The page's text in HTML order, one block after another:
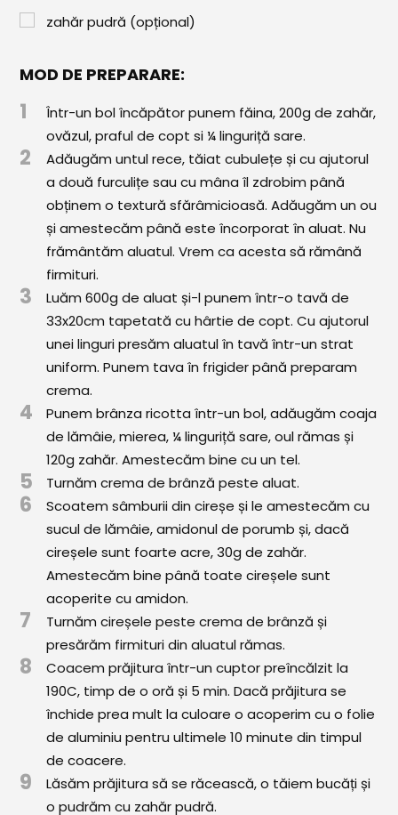
Comunitatea
Adaugă o rețetă
Cum adăugăm o rețetă
Regulament de postare
CONCURS
zahăr pudră (opțional)
MOD DE PREPARARE:
1
Într-un bol încăpător punem făina, 200g de zahăr,
ovăzul, praful de copt si ¼ linguriță sare.
2
Adăugăm untul rece, tăiat cubulețe și cu ajutorul
a două furculițe sau cu mâna îl zdrobim până
obținem o textură sfărâmicioasă. Adăugăm un ou
și amestecăm până este încorporat în aluat. Nu
frământăm aluatul. Vrem ca acesta să rămână
firmituri.
3
Luăm 600g de aluat și-l punem într-o tavă de
33x20cm tapetată cu hârtie de copt. Cu ajutorul
unei linguri presăm aluatul în tavă într-un strat
uniform. Punem tava în frigider până preparam
crema.
4
Punem brânza ricotta într-un bol, adăugăm coaja
de lămâie, mierea, ¼ linguriță sare, oul rămas și
120g zahăr. Amestecăm bine cu un tel.
5 Turnăm crema de brânză peste aluat.
6
Scoatem sâmburii din cireșe și le amestecăm cu
sucul de lămâie, amidonul de porumb și, dacă
cireșele sunt foarte acre, 30g de zahăr.
Amestecăm bine până toate cireșele sunt
acoperite cu amidon.
7
Turnăm cireșele peste crema de brânză și
presărăm firmituri din aluatul rămas.
8
Coacem prăjitura într-un cuptor preîncălzit la
190C, timp de o oră și 5 min. Dacă prăjitura se
închide prea mult la culoare o acoperim cu o folie
de aluminiu pentru ultimele 10 minute din timpul
de coacere.
9
Lăsăm prăjitura să se răcească, o tăiem bucăți și
o pudrăm cu zahăr pudră.